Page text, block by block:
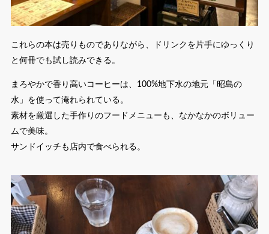
これらの本は売りものでありながら、ドリンクを片手にゆっくり
と何冊でも試し読みできる。
まろやかで香り高いコーヒーは、100%地下水の地元「昭島の
水」を使って淹れられている。
素材を厳選した手作りのフードメニューも、なかなかのボリュー
ムで美味。
サンドイッチも店内で食べられる。